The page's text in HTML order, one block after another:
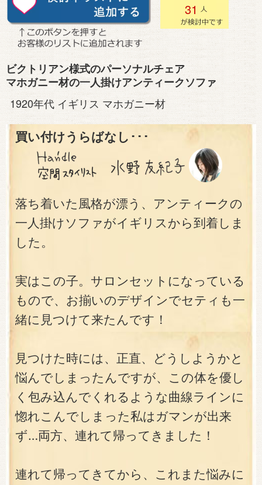
31
ビクトリアン様式のパーソナルチェア
マホガニー材の一人掛けアンティークソファ
1920年代 イギリス マホガニー材
買い付けうらばなし･･･
落ち着いた風格が漂う、アンティークの
一人掛けソファがイギリスから到着しま
した。
実はこの子。サロンセットになっている
もので、お揃いのデザインでセティも一
緒に見つけて来たんです！
見つけた時には、正直、どうしようかと
悩んでしまったんですが、この体を優し
く包み込んでくれるような曲線ラインに
惚れこんでしまった私はガマンが出来
ず…両方、連れて帰ってきました！
連れて帰ってきてから、これまた悩みに